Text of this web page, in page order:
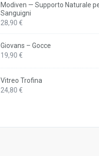
Modiven — Supporto Naturale
Sanguigni
28,90 €
Giovans – Gocce
19,90 €
Vitreo Trofina
24,80 €